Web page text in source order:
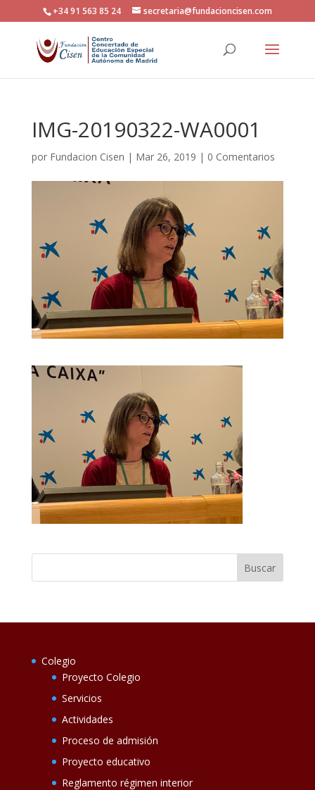
+34 91 563 85 24 secretaria@fundacioncisen.com
IMG-20190322-WA0001
por Fundacion Cisen | Mar 26, 2019 | 0 Comentarios
Colegio
Proyecto Colegio
Servicios
Actividades
Proceso de admisión
Proyecto educativo
Reglamento régimen interior